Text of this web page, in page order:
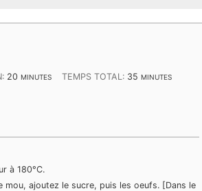
20 MINUTES
MINUTES TEMPS TOTAL: 35 MINUTES
MINUTES
à 180°C.
mou, ajoutez le sucre, puis les oeufs. [Dans le